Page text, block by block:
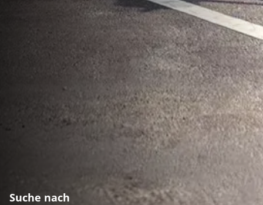
Suche nach